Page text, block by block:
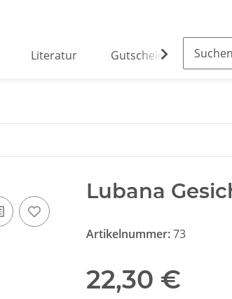
Literatur Gutscheine
Lubana
Artikelnummer:73
22,30 €